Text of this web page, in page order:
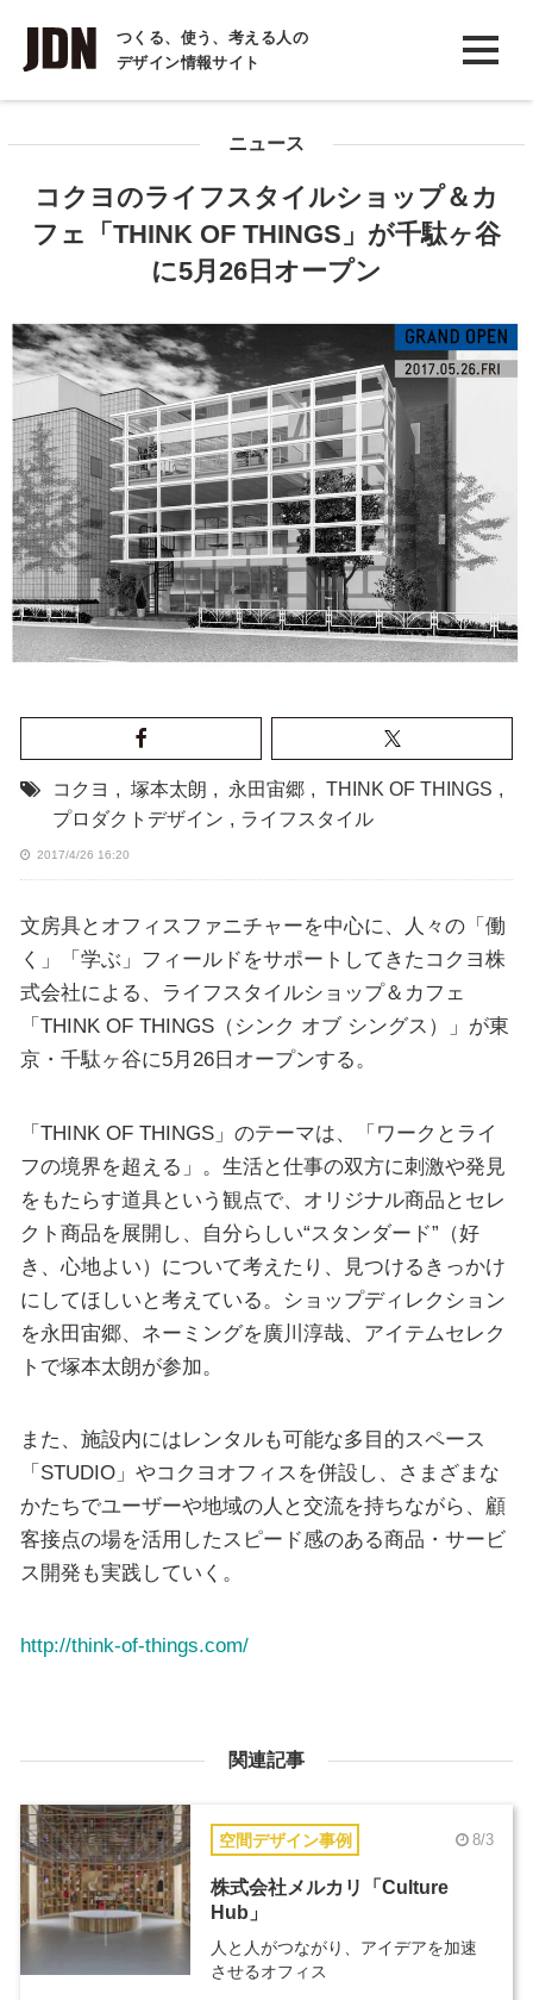
つくる、使う、考える人の
デザイン情報サイト
INTERVIEW
インタビュー
COLUMN
ニュース
コクヨのライフスタイルショップ＆カ
フェ「THINK OF THINGS」が千駄ヶ谷
に5月26日オープン
コクヨ , 塚本太朗 , 永田宙郷 , THINK OF THINGS ,
プロダクトデザイン , ライフスタイル
2017/4/26 16:20
文房具とオフィスファニチャーを中心に、人々の「働
く」「学ぶ」フィールドをサポートしてきたコクヨ株
式会社による、ライフスタイルショップ＆カフェ
「THINK OF THINGS（シンク オブ シングス）」が東
京・千駄ヶ谷に5月26日オープンする。
「THINK OF THINGS」のテーマは、「ワークとライ
フの境界を超える」。生活と仕事の双方に刺激や発見
をもたらす道具という観点で、オリジナル商品とセレ
クト商品を展開し、自分らしい“スタンダード”（好
き、心地よい）について考えたり、見つけるきっかけ
にしてほしいと考えている。ショップディレクション
を永田宙郷、ネーミングを廣川淳哉、アイテムセレク
トで塚本太朗が参加。
また、施設内にはレンタルも可能な多目的スペース
「STUDIO」やコクヨオフィスを併設し、さまざまな
かたちでユーザーや地域の人と交流を持ちながら、顧
客接点の場を活用したスピード感のある商品・サービ
ス開発も実践していく。
http://think-of-things.com/
関連記事
空間デザイン事例 8/3
株式会社メルカリ「Culture
Hub」
人と人がつながり、アイデアを加速
させるオフィス